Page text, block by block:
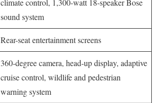
sound system
Rear-seat entertainment screens
360-degree camera, head-up display, adaptive
cruise control, wildlife and pedestrian
warning system